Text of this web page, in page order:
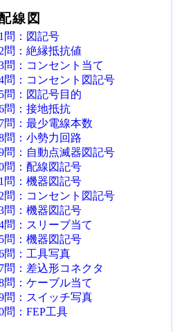
線図
問：図記号
問：絶縁抵抗値
問：コンセント当て
問：コンセント図記号
問：図記号目的
問：接地抵抗
問：最少電線本数
問：小勢力回路
問：自動点滅器図記号
問：配線図記号
問：機器図記号
問：コンセント図記号
問：機器図記号
問：スリーブ当て
問：機器図記号
問：工具写真
問：差込形コネクタ
問：ケーブル当て
問：スイッチ写真
問：FEP工具